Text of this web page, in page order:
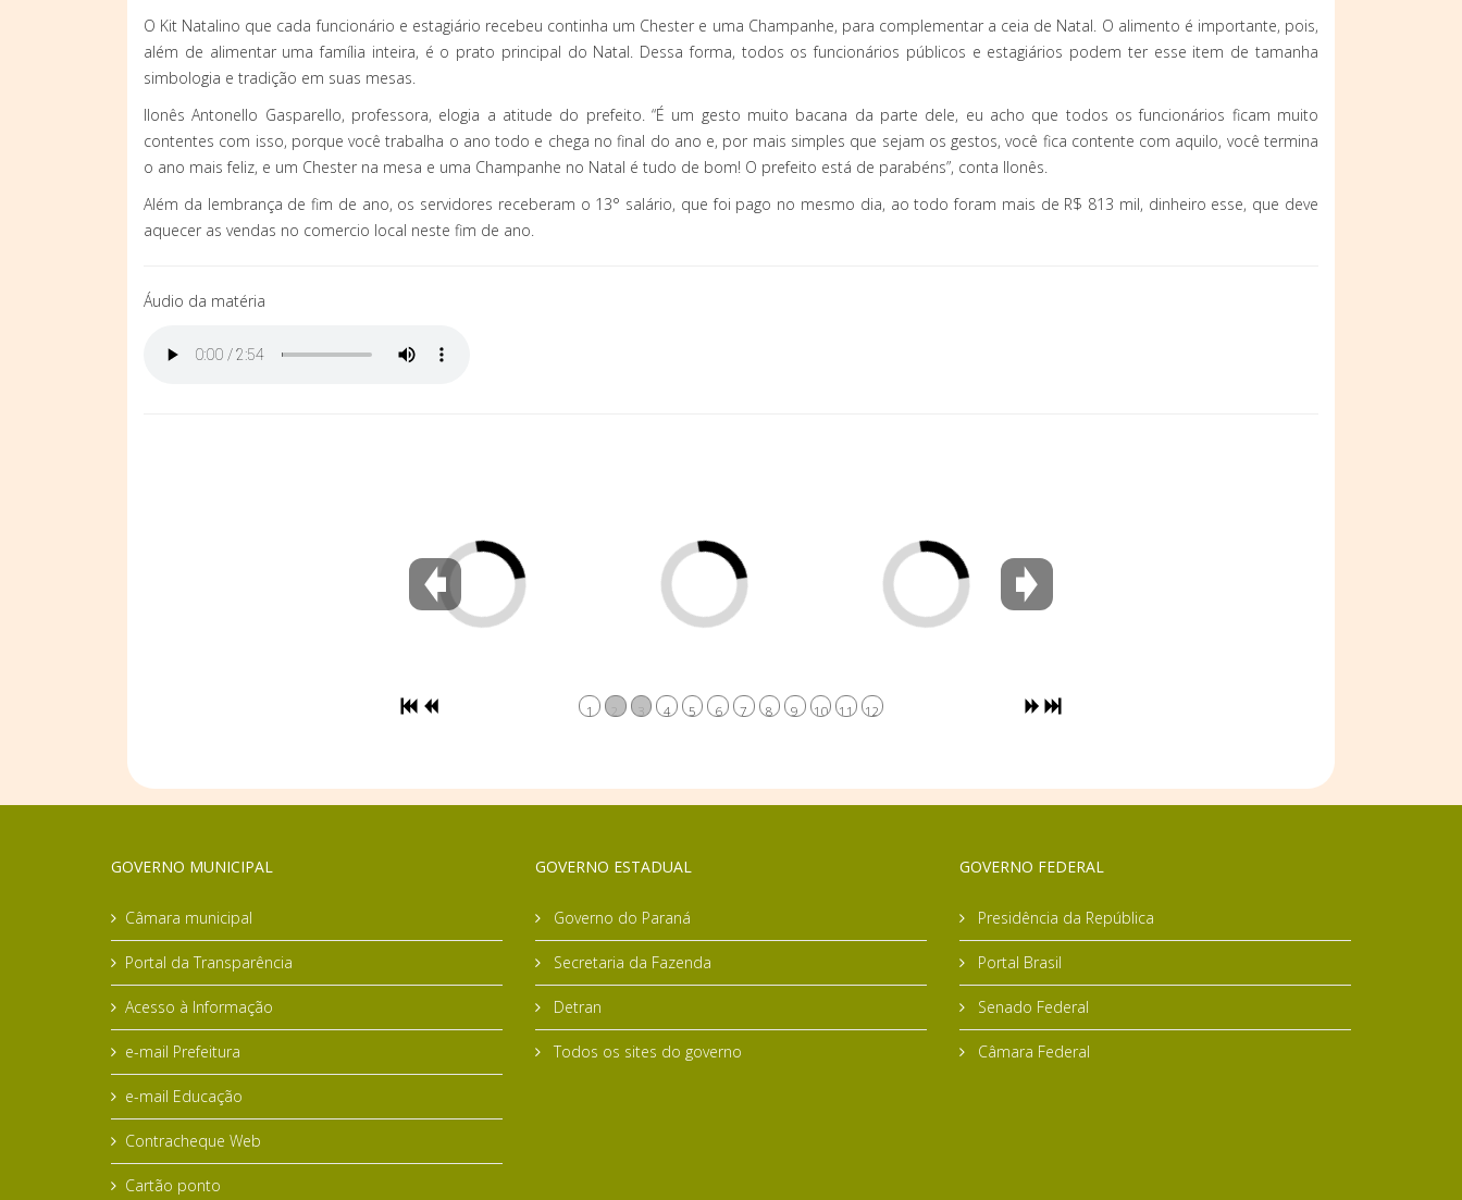
O Kit Natalino que cada funcionário e estagiário recebeu continha um Chester e uma Champanhe, para complementar a ceia de Natal. O alimento é importante, pois,
além de alimentar uma família inteira, é o prato principal do Natal. Dessa forma, todos os funcionários públicos e estagiários podem ter esse item de tamanha
simbologia e tradição em suas mesas.
Ilonês Antonello Gasparello, professora, elogia a atitude do prefeito. “É um gesto muito bacana da parte dele, eu acho que todos os funcionários ficam muito
contentes com isso, porque você trabalha o ano todo e chega no final do ano e, por mais simples que sejam os gestos, você fica contente com aquilo, você termina
o ano mais feliz, e um Chester na mesa e uma Champanhe no Natal é tudo de bom! O prefeito está de parabéns”, conta Ilonês.
Além da lembrança de fim de ano, os servidores receberam o 13° salário, que foi pago no mesmo dia, ao todo foram mais de R$ 813 mil, dinheiro esse, que deve
aquecer as vendas no comercio local neste fim de ano.
Áudio da matéria
1 2 3 4 5 6 7 8 9 10 11 12
GOVERNO MUNICIPAL
Câmara municipal
Portal da Transparência
Acesso à Informação
e-mail Prefeitura
e-mail Educação
Contracheque Web
Cartão ponto
GOVERNO ESTADUAL
Governo do Paraná
Secretaria da Fazenda
Detran
Todos os sites do governo
GOVERNO FEDERAL
Presidência da República
Portal Brasil
Senado Federal
Câmara Federal